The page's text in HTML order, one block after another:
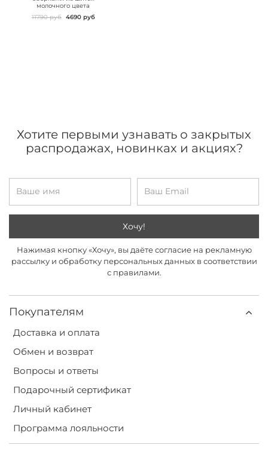
молочного цвета
11790 руб 4690 руб
Покупателям
Доставка и оплата
Обмен и возврат
Вопросы и ответы
Подарочный сертификат
Личный кабинет
Программа лояльности
Хотите первыми узнавать о закрытых
распродажах, новинках и акциях?
Хочу!
Нажимая кнопку «Хочу», вы даёте согласие на рекламную
рассылку и обработку персональных данных в соответствии
с правилами.